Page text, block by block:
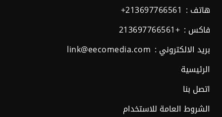
هاتف : +213697766561
فاكس : +213697766561
بريد الالكتروني : link@eecomedia.com
الرئيسية
اتصل بنا
الشروط العامة للاستخدام